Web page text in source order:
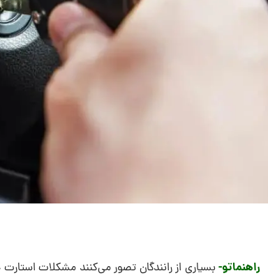
راهنماتو- بسیاری از رانندگان تصور می‌کنند مشکلات